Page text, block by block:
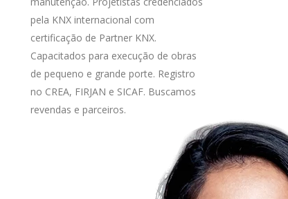
pela KNX internacional com
certificação de Partner KNX.
Capacitados para execução de obras
de pequeno e grande porte. Registro
no CREA, FIRJAN e SICAF. Buscamos
revendas e parceiros.